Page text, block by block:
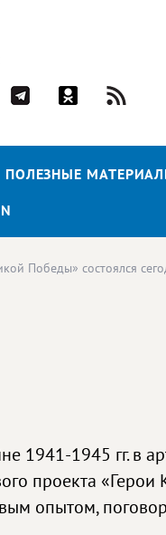
ПОЛЕЗНЫЕ
Победы» состоялся
1941-1945 гг. в
проекта «Герои
опытом,